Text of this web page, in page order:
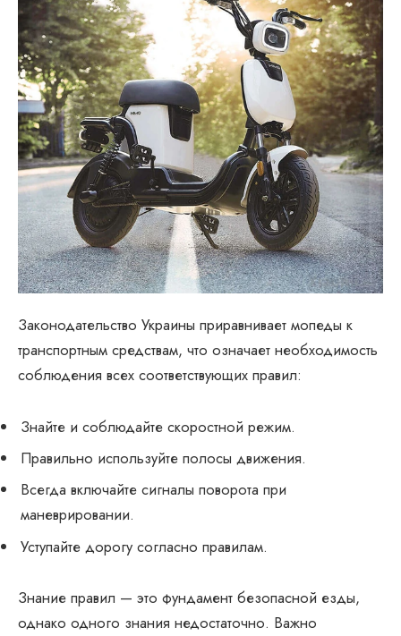
Законодательство Украины приравнивает мопеды к
транспортным средствам, что означает необходимость
соблюдения всех соответствующих правил:
Знайте и соблюдайте скоростной режим.
Правильно используйте полосы движения.
Всегда включайте сигналы поворота при
маневрировании.
Уступайте дорогу согласно правилам.
Знание правил — это фундамент безопасной езды,
однако одного знания недостаточно. Важно